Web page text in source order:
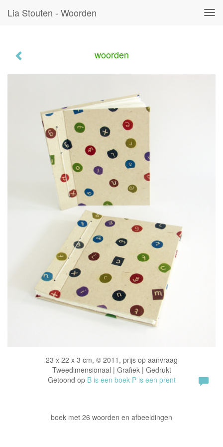
Lia Stouten - Woorden
woorden
23 x 22 x 3 cm, © 2011, prijs op aanvraag
Tweedimensionaal | Grafiek | Gedrukt
Getoond op B is een boek P is een prent
boek met 26 woorden en afbeeldingen